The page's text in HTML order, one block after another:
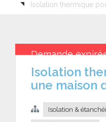
Isolation thermique
Demande
Isolation thermique pour
une maison
Isolation &